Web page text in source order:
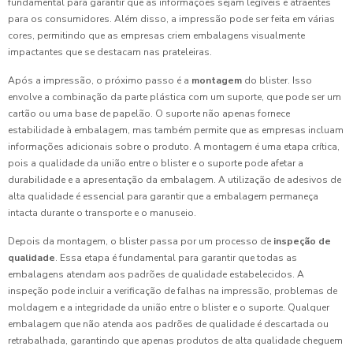
fundamental para garantir que as informações sejam legíveis e atraentes
para os consumidores. Além disso, a impressão pode ser feita em várias
cores, permitindo que as empresas criem embalagens visualmente
impactantes que se destacam nas prateleiras.
Após a impressão, o próximo passo é a montagem do blister. Isso
envolve a combinação da parte plástica com um suporte, que pode ser um
cartão ou uma base de papelão. O suporte não apenas fornece
estabilidade à embalagem, mas também permite que as empresas incluam
informações adicionais sobre o produto. A montagem é uma etapa crítica,
pois a qualidade da união entre o blister e o suporte pode afetar a
durabilidade e a apresentação da embalagem. A utilização de adesivos de
alta qualidade é essencial para garantir que a embalagem permaneça
intacta durante o transporte e o manuseio.
Depois da montagem, o blister passa por um processo de inspeção de
qualidade. Essa etapa é fundamental para garantir que todas as
embalagens atendam aos padrões de qualidade estabelecidos. A
inspeção pode incluir a verificação de falhas na impressão, problemas de
moldagem e a integridade da união entre o blister e o suporte. Qualquer
embalagem que não atenda aos padrões de qualidade é descartada ou
retrabalhada, garantindo que apenas produtos de alta qualidade cheguem